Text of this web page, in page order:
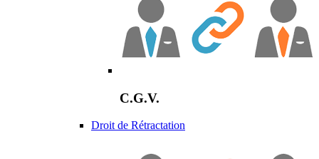
C.G.V.
Droit de Rétractation